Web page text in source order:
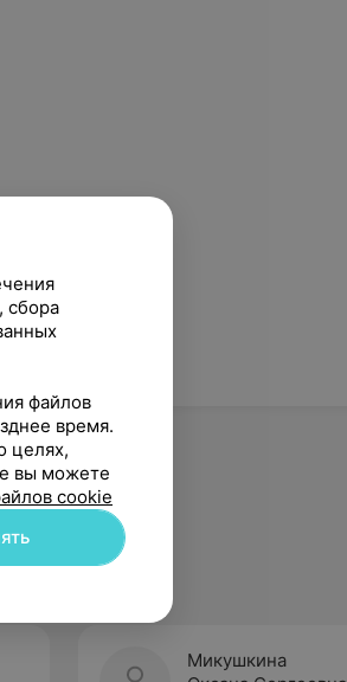
Микушкина
сбора
файлов
время.
целях,
вы можете
cookie